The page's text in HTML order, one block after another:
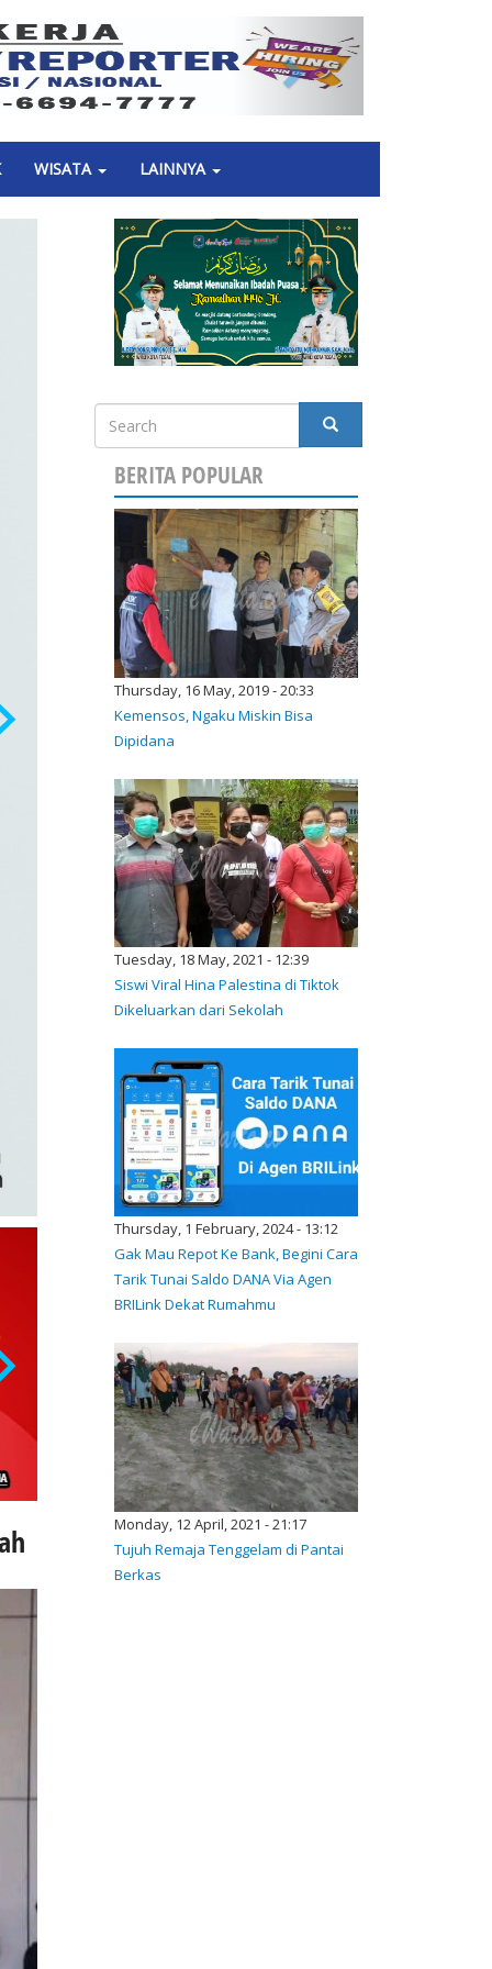
Next
WISATA LAINNYA
Search
SEARCH
BERITA POPULAR
Thursday, 16 May, 2019 - 20:33
Kemensos, Ngaku Miskin Bisa
Dipidana
Tuesday, 18 May, 2021 - 12:39
Siswi Viral Hina Palestina di Tiktok
Dikeluarkan dari Sekolah
Thursday, 1 February, 2024 - 13:12
Gak Mau Repot Ke Bank, Begini Cara
Tarik Tunai Saldo DANA Via Agen
BRILink Dekat Rumahmu
Monday, 12 April, 2021 - 21:17
Tujuh Remaja Tenggelam di Pantai
Berkas